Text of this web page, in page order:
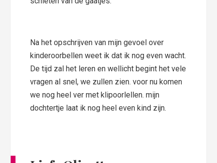
Na het opschrijven van mijn gevoel over
kinderoorbellen weet ik dat ik nog even wacht.
De tijd zal het leren en wellicht begint het vele
vragen al snel, we zullen zien. voor nu komen
we nog heel ver met klipoorlellen. mijn
dochtertje laat ik nog heel even kind zijn.